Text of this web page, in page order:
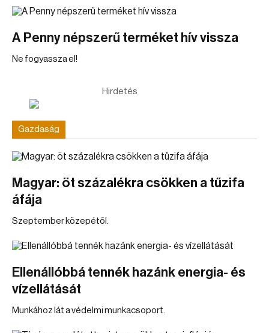
A Penny népszerű terméket hív vissza
Ne fogyassza el!
Hirdetés
Gazdaság
Magyar: öt százalékra csökken a tűzifa
áfája
Szeptember közepétől.
Ellenállóbbá tennék hazánk energia- és
vízellátását
Munkához lát a védelmi munkacsoport.